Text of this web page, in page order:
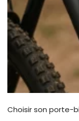
Choisir son porte-